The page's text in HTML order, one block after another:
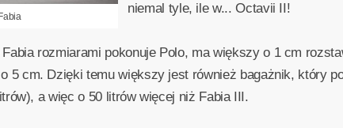
niemal tyle, ile w... Octavii II!
rozmiarami pokonuje Polo, ma większy o 1 cm
o 5 cm. Dzięki temu większy jest również bagażnik, który
a więc o 50 litrów więcej niż Fabia III.